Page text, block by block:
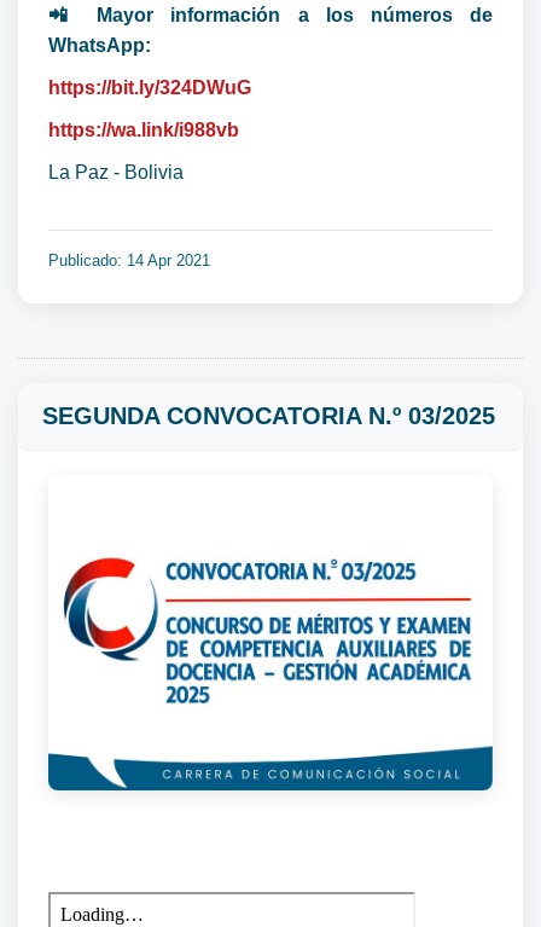
📲 Mayor información a los números de
WhatsApp:
https://bit.ly/324DWuG
https://wa.link/i988vb
La Paz - Bolivia
Publicado: 14 Apr 2021
SEGUNDA CONVOCATORIA N.º 03/2025